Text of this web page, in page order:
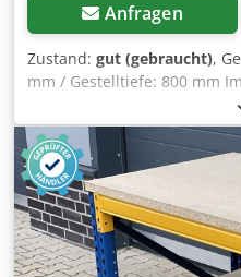
Anfragen
Zustand: gut (gebraucht),
mm / Gestelltiefe: 800 mm
02x Werkbankständer,
Rahmenprofil: 85 mm
800 mm Inkl. Quer- u.
Ständer sind vormontiert (
Credpfxemrr Agj Agtsf 04x
Materialfarbe: gelb
1.000 mm 08x
komplett verzinkt